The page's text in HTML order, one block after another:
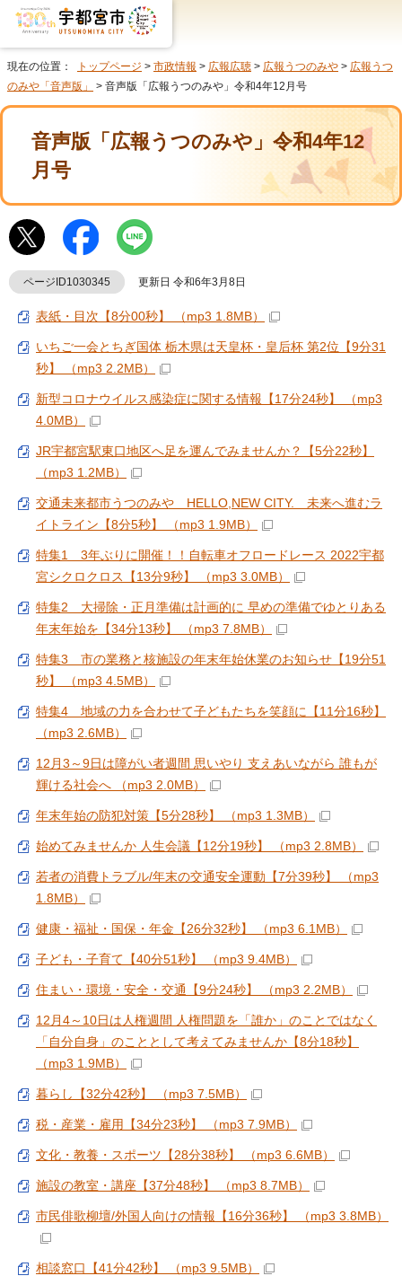
現在の位置： トップページ > 市政情報 > 広報広聴 > 広報うつのみや > 広報うつ
のみや「音声版」
> 音声版「広報うつのみや」令和4年12月号
音声版「広報うつのみや」令和4年12
月号
ページID1030345 更新日 令和6年3月8日
表紙・目次【8分00秒】 （mp3 1.8MB）
いちご一会とちぎ国体 栃木県は天皇杯・皇后杯 第2位【9分31
秒】 （mp3 2.2MB）
新型コロナウイルス感染症に関する情報【17分24秒】 （mp3
4.0MB）
JR宇都宮駅東口地区へ足を運んでみませんか？【5分22秒】
（mp3 1.2MB）
交通未来都市うつのみや HELLO,NEW CITY. 未来へ進むラ
イトライン【8分5秒】 （mp3 1.9MB）
特集1 3年ぶりに開催！！自転車オフロードレース 2022宇都
宮シクロクロス【13分9秒】 （mp3 3.0MB）
特集2 大掃除・正月準備は計画的に 早めの準備でゆとりある
年末年始を【34分13秒】 （mp3 7.8MB）
特集3 市の業務と核施設の年末年始休業のお知らせ【19分51
秒】 （mp3 4.5MB）
特集4 地域の力を合わせて子どもたちを笑顔に【11分16秒】
（mp3 2.6MB）
12月3～9日は障がい者週間 思いやり 支えあいながら 誰もが
輝ける社会へ （mp3 2.0MB）
年末年始の防犯対策【5分28秒】 （mp3 1.3MB）
始めてみませんか 人生会議【12分19秒】 （mp3 2.8MB）
若者の消費トラブル/年末の交通安全運動【7分39秒】 （mp3
1.8MB）
健康・福祉・国保・年金【26分32秒】 （mp3 6.1MB）
子ども・子育て【40分51秒】 （mp3 9.4MB）
住まい・環境・安全・交通【9分24秒】 （mp3 2.2MB）
12月4～10日は人権週間 人権問題を「誰か」のことではなく
「自分自身」のこととして考えてみませんか【8分18秒】
（mp3 1.9MB）
暮らし【32分42秒】 （mp3 7.5MB）
税・産業・雇用【34分23秒】 （mp3 7.9MB）
文化・教養・スポーツ【28分38秒】 （mp3 6.6MB）
施設の教室・講座【37分48秒】 （mp3 8.7MB）
市民俳歌柳壇/外国人向けの情報【16分36秒】 （mp3 3.8MB）
相談窓口【41分42秒】 （mp3 9.5MB）